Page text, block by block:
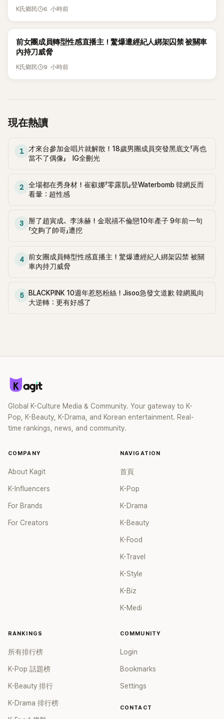
Bennett大聊感情話題，從挑選約會對象、聯絡方式，到第一次
K氏鄉民 6 小時前
K-POP
前女團成員轉型性感直播主！驚爆遭經紀人綁架囚禁 被關車
內持刀威脅
K氏鄉民 9 小時前
現在熱讀
1
才來台參加金唱片就解散！18歲男團成員突發黑底文「再也
當不了偶像」 IG全刪光
2
全場都在秀身材！崔叡娜「零露肌」登Waterbomb 韓網反而
看暈：超性感
3
掰了趙寅成、李洙赫！金珉禧不倫戀10年產子 9年前一句
「交夠了帥哥」遭挖
4
前女團成員轉型性感直播主！驚爆遭經紀人綁架囚禁 被關
車內持刀威脅
5
BLACKPINK 10週年惹怒粉絲！Jisoo急發文道歉 韓網風向
大逆轉：更有好感了
Global K-Culture Media & Community. Your gateway to K-
Pop, K-Beauty, K-Drama, and Korean entertainment. Real-
time rankings, news, and community.
COMPANY
About Kagit
K-Influencers
For Brands
For Creators
NAVIGATION
首頁
K-Pop
K-Drama
K-Beauty
K-Food
K-Travel
K-Style
K-Biz
K-Medi
RANKINGS
所有排行榜
K-Pop 話題榜
K-Beauty 排行
K-Drama 排行榜
COMMUNITY
Login
Bookmarks
Settings
CONTACT